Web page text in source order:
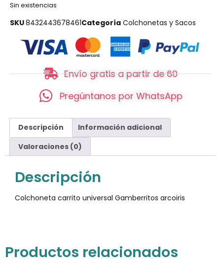
Sin existencias
SKU8432443678461Categoría Colchonetas y Sacos
Envío gratis a partir de 60
Pregúntanos por WhatsApp
Descripción
Información adicional
Valoraciones (0)
Descripción
Colchoneta carrito universal Gamberritos arcoiris
Productos relacionados